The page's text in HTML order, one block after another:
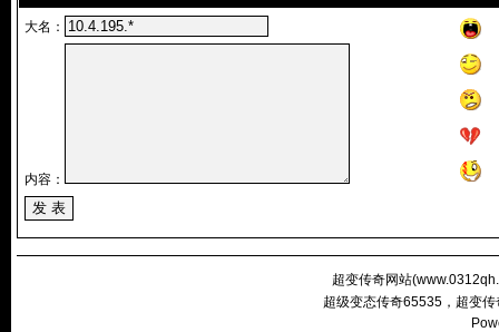
大名：
内容：
超变传奇网站(
超级变态传奇65535，超变